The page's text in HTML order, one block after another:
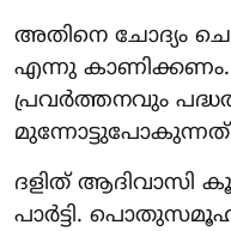
അതിനെ ചോദ്യം
എന്നു
പ്രവർത്തനവും
ദളിത് ആദിവാസി
പാർട്ടി.